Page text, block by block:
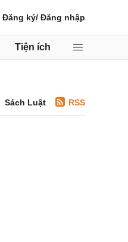
Đăng ký/ Đăng nhập
Tiện ích
Sách Luật RSS